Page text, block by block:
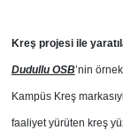
Kreş projesi ile
Dudullu OSB’nin
Kampüs Kreş
faaliyet yürüten kreş